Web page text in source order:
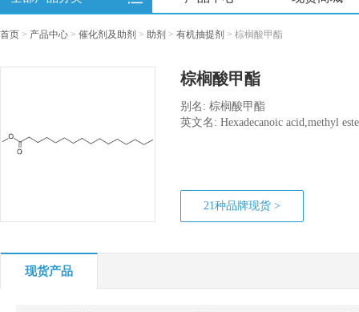
首页 > 产品中心 > 催化剂及助剂 > 助剂 > 有机抽提剂 > 棕榈酸甲酯
棕榈酸甲酯
别名: 棕榈酸甲酯
英文名: Hexadecanoic acid,methyl
21种品牌现货 >
现货产品